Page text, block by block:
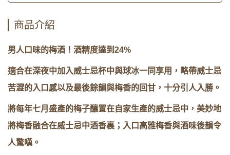
商品介紹
男人口味的梅酒！酒精度達到24%
適合在深夜中加入威士忌杯中與球冰一同享用，略帶威士忌
苦澀的入口感以及最後餘韻與梅香的回甘，十分引人入勝。
將每年七月盛產的梅子釀置在自家生產的威士忌中，美妙地
將梅香融合在威士忌中酒香裏；入口高雅梅香與酒味後韻令
人驚嘆。